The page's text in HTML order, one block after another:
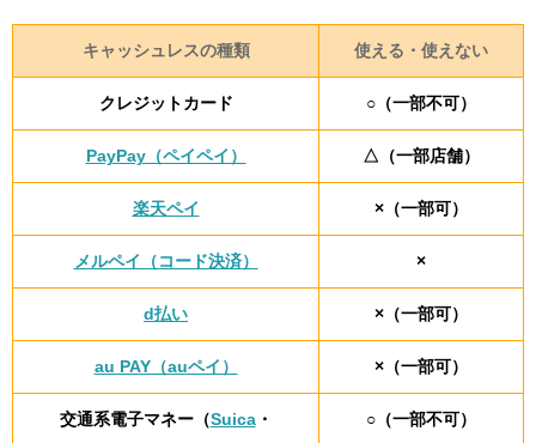
キャッシュレスの種類 使える・使えない
クレジットカード ○（一部不可）
PayPay（ペイペイ） △（一部店舗）
楽天ペイ ×（一部可）
メルペイ（コード決済） ×
d払い ×（一部可）
au PAY（auペイ） ×（一部可）
交通系電子マネー（Suica・
○（一部不可）